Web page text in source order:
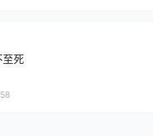
至死